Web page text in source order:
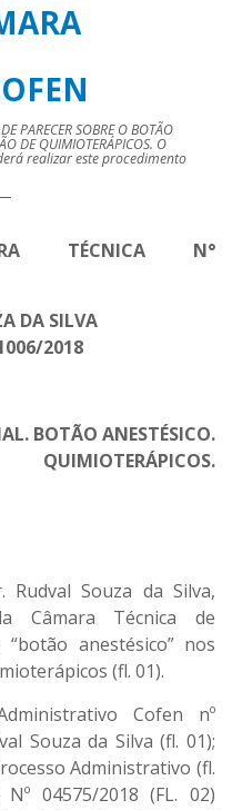
PARECER SOBRE O BOTÃO
DE QUIMIOTERÁPICOS. O
realizar este procedimento
TÉCNICA N°
DA SILVA
2018
BOTÃO ANESTÉSICO.
QUIMIOTERÁPICOS.
Souza da Silva,
Câmara Técnica de
anestésico” nos
(fl. 01).
Cofen nº
Souza da Silva (fl. 01);
Administrativo (fl.
04575/2018 (FL. 02)